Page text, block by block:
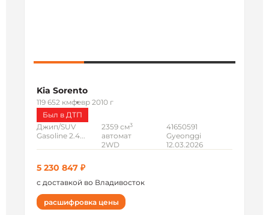
Kia Sorento
119 652 кмфевр 2010 г
Был в ДТП
Джип/SUV
Gasoline 2.4...
2359 см3
автомат
2WD
41650591
Gyeonggi
12.03.2026
5 230 847 ₽
с доставкой во Владивосток
расшифровка цены